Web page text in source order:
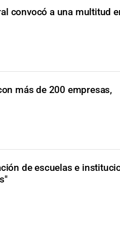
convocó a una multitud
más de 200 empresas,
de escuelas e